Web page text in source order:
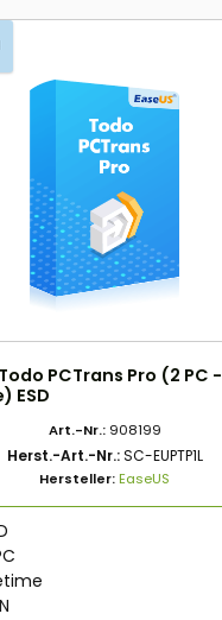
PCTrans Pro (2 PC -
ESD
Art.-Nr.: 908199
Herst.-Art.-Nr.:SC-EUPTP1L
Hersteller:EaseUS